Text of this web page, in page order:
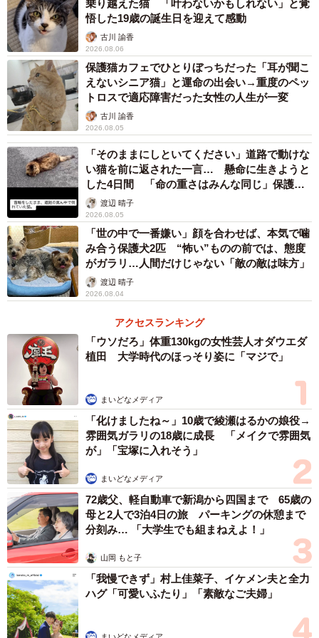
菌）の一種。免疫力の低下によって発症しやすくなると考
えられています。
王子くんの場合は鼻腔内で嫌気性細菌、MRSAも確認され
たため、抗真菌薬の投与や鼻腔の洗浄をすることに。風通
しをよくし、清潔に保つため、鼻腔に大きな穴を開ける手
術を行うこととなりました。
4/16
退院日に撮影された1枚
術後、SHIROCUROさんは自宅で毎日1〜2回、鼻腔内を生
食で洗浄し、溜まる膿をピンセットで取るなど手厚いケ
ア。
乗り越えた猫 「叶わないかもしれない」と覚
悟した19歳の誕生日を迎えて感動
古川 諭香
2026.08.06
保護猫カフェでひとりぼっちだった「耳が聞こ
えないシニア猫」と運命の出会い→重度のペッ
トロスで適応障害だった女性の人生が一変
古川 諭香
2026.08.05
「そのままにしといてください」道路で動けな
い猫を前に返された一言… 懸命に生きようと
した4日間 「命の重さはみんな同じ」保護団
体代表の訴え
渡辺 晴子
2026.08.05
「世の中で一番嫌い」顔を合わせば、本気で噛
み合う保護犬2匹 “怖い”ものの前では、態度
がガラリ…人間だけじゃない「敵の敵は味方」
渡辺 晴子
2026.08.04
アクセスランキング
「ウソだろ」体重130kgの女性芸人オダウエダ
植田 大学時代のほっそり姿に「マジで」
まいどなメディア
「化けましたね～」10歳で綾瀬はるかの娘役→
雰囲気ガラリの18歳に成長 「メイクで雰囲気
が」「宝塚に入れそう」
まいどなメディア
72歳父、軽自動車で新潟から四国まで 65歳の
母と2人で3泊4日の旅 パーキングの休憩まで
分刻み… 「大学生でも組まねえよ！」
山岡 もと子
「我慢できず」村上佳菜子、イケメン夫と全力
ハグ「可愛いふたり」「素敵なご夫婦」
まいどなメディア